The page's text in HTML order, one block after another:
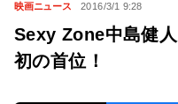
映画ニュース 2016/3/1 9:28
Sexy Zone中島健
初の首位！